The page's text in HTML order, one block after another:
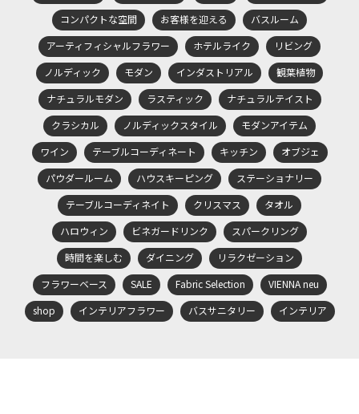
コンパクトな空間
お客様を迎える
バスルーム
アーティフィシャルフラワー
ホテルライク
リビング
ノルディック
モダン インダストリアル
観葉植物
ナチュラルモダン
ラスティック
ナチュラルテイスト
クラシカル
ノルディックスタイル
モダンアイテム
ワイン
テーブルコーディネート キッチン
オブジェ
パウダールーム
ハウスキーピング
ステーショナリー
テーブルコーディネイト
クリスマス
タオル
ハロウィン
ビネガードリンク
スパークリング
時間を楽しむ
ダイニング
リラクゼーション
フラワーベース
SALE Fabric Selection
VIENNA neu
shop
インテリアフラワー バスサニタリー インテリア